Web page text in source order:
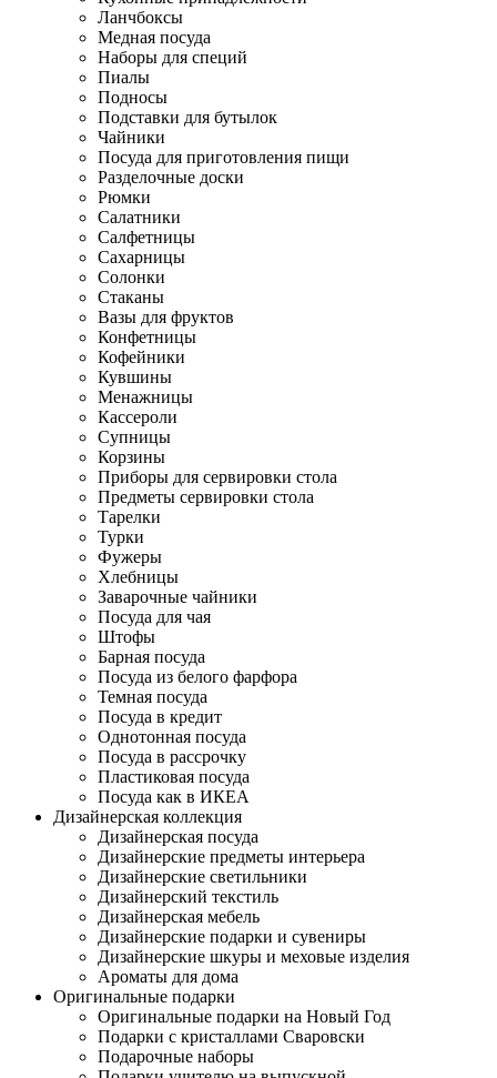
Ланчбоксы
Медная посуда
Наборы для специй
Пиалы
Подносы
Подставки для бутылок
Чайники
Посуда для приготовления пищи
Разделочные доски
Рюмки
Салатники
Салфетницы
Сахарницы
Солонки
Стаканы
Вазы для фруктов
Конфетницы
Кофейники
Кувшины
Менажницы
Кассероли
Супницы
Корзины
Приборы для сервировки стола
Предметы сервировки стола
Тарелки
Турки
Фужеры
Хлебницы
Заварочные чайники
Посуда для чая
Штофы
Барная посуда
Посуда из белого фарфора
Темная посуда
Посуда в кредит
Однотонная посуда
Посуда в рассрочку
Пластиковая посуда
Посуда как в ИКЕА
Дизайнерская коллекция
Дизайнерская посуда
Дизайнерские предметы интерьера
Дизайнерские светильники
Дизайнерский текстиль
Дизайнерская мебель
Дизайнерские подарки и сувениры
Дизайнерские шкуры и меховые изделия
Ароматы для дома
Оригинальные подарки
Оригинальные подарки на Новый Год
Подарки с кристаллами Сваровски
Подарочные наборы